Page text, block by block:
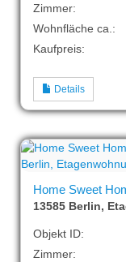
Zimmer:
Wohnfläche ca.:
Kaufpreis:
Details
Home Sweet
13585 Berlin,
Objekt ID:
Zimmer: